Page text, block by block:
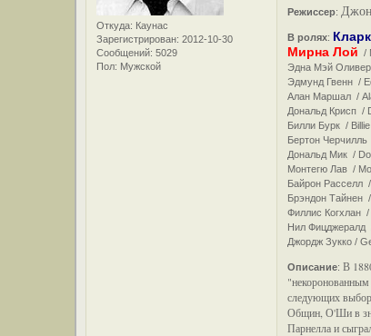
Откуда: Каунас
Зарегистрирован: 2012-10-30
Сообщений: 5029
Пол: Мужской
Режиссер:
В ролях:
Мирна Лой /
Эдна Мэй
Эдмунд Гвенн /
Алан Маршал /
Дональд Крисп /
Билли Бурк /
Бертон
Дональд Мик /
Монтегю Лав /
Байрон Расселл
Брэндон Тайнен
Филлис Когхлан /
Нил Фицджералд
Джордж Зукко /
Описание:В
следующих
Общин, О'Ши в
Парнелла и